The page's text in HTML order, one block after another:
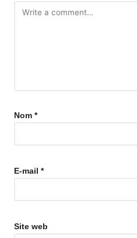
Nom *
E-mail *
Site web